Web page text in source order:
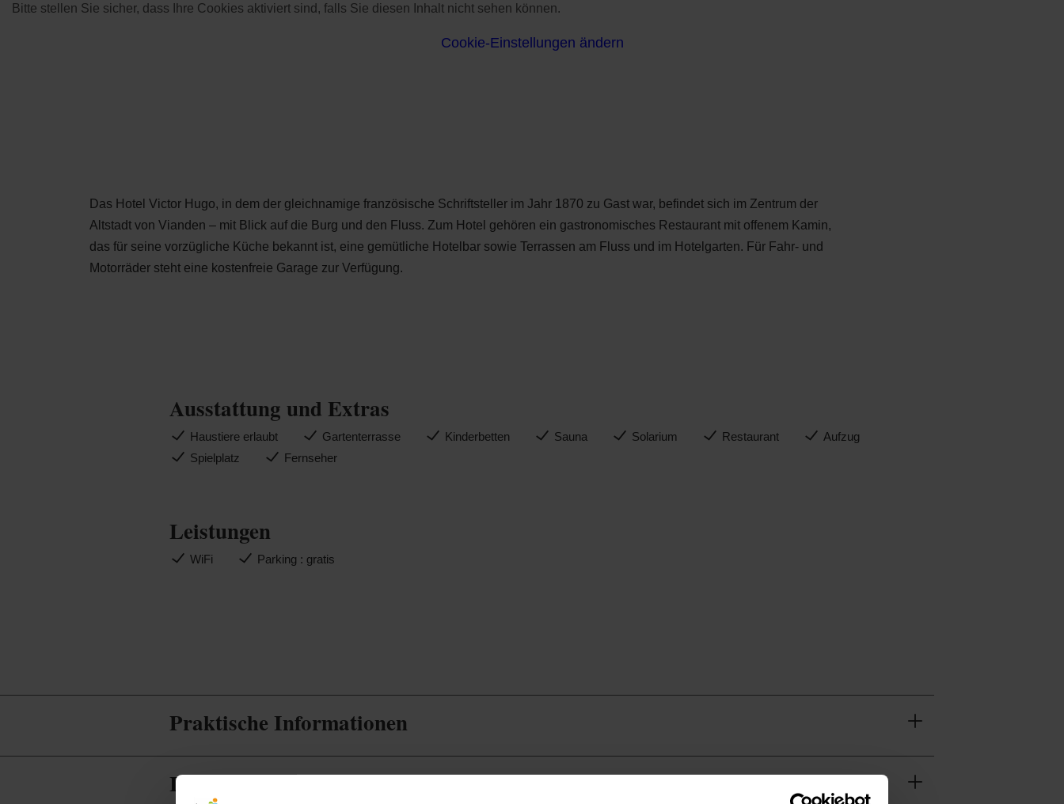
Bitte stellen Sie sicher, dass Ihre Cookies aktiviert sind, falls Sie diesen Inhalt nicht sehen können.
Cookie-Einstellungen ändern
Das Hotel Victor Hugo, in dem der gleichnamige französische Schriftsteller im Jahr 1870 zu Gast war, befindet sich im Zentrum der
Altstadt von Vianden – mit Blick auf die Burg und den Fluss. Zum Hotel gehören ein gastronomisches Restaurant mit offenem Kamin,
das für seine vorzügliche Küche bekannt ist, eine gemütliche Hotelbar sowie Terrassen am Fluss und im Hotelgarten. Für Fahr- und
Motorräder steht eine kostenfreie Garage zur Verfügung.
Ausstattung und Extras
Haustiere erlaubt Gartenterrasse Kinderbetten Sauna Solarium Restaurant
Aufzug
Spielplatz
Fernseher
Leistungen
WiFi Parking : gratis
Praktische Informationen
Infos zur Gastronomie